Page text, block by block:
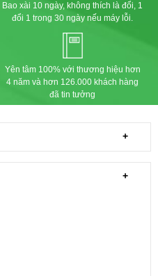
Bao xài 10 ngày, không thích là đổi, 1
đổi 1 trong 30 ngày nếu máy lỗi.
Yên tâm 100% với thương hiệu hơn
4 năm và hơn 126.000 khách hàng
đã tin tưởng
+
+